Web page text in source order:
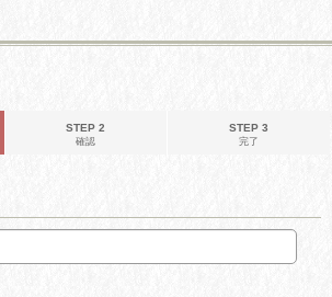
STEP 2
確認
STEP 3
完了